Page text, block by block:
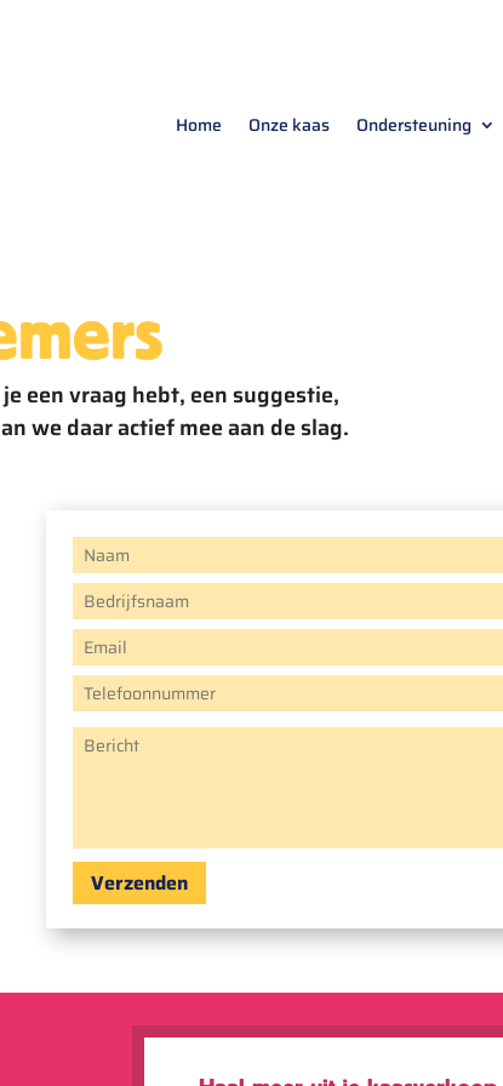
Home Onze kaas Ondersteuning
een vraag hebt, een suggestie,
we daar actief mee aan de slag.